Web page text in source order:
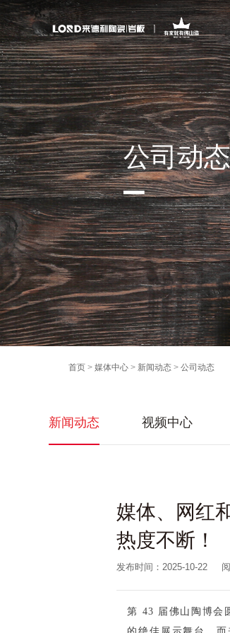
公司动态
首页> 媒体中心> 新闻动态> 公司动态
新闻动态 视频中心
媒体、网红
热度不断！
发布时间：2025-10-22
第 43 届佛山陶博会